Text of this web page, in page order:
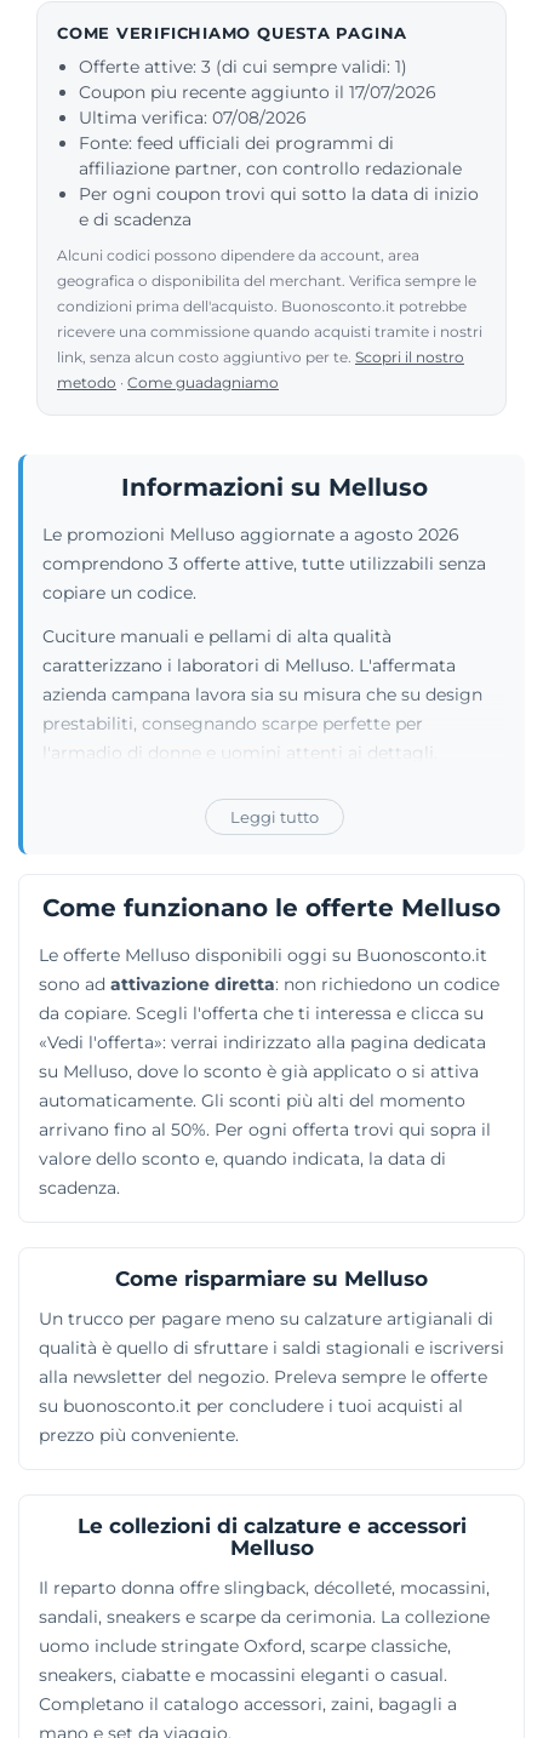
COME VERIFICHIAMO QUESTA PAGINA
Offerte attive: 3 (di cui sempre validi: 1)
Coupon piu recente aggiunto il 17/07/2026
Ultima verifica: 07/08/2026
Fonte: feed ufficiali dei programmi di
affiliazione partner, con controllo redazionale
Per ogni coupon trovi qui sotto la data di inizio
e di scadenza
Alcuni codici possono dipendere da account, area
geografica o disponibilita del merchant. Verifica sempre le
condizioni prima dell'acquisto. Buonosconto.it potrebbe
ricevere una commissione quando acquisti tramite i nostri
link, senza alcun costo aggiuntivo per te. Scopri il nostro
metodo · Come guadagniamo
Informazioni su Melluso
Le promozioni Melluso aggiornate a agosto 2026
comprendono 3 offerte attive, tutte utilizzabili senza
copiare un codice.
Cuciture manuali e pellami di alta qualità
caratterizzano i laboratori di Melluso. L'affermata
azienda campana lavora sia su misura che su design
prestabiliti, consegnando scarpe perfette per
l'armadio di donne e uomini attenti ai dettagli.
mocassini classici, i mastri artigiani confezionano
sandali aperti, comode sneakers da passeggio e
materiali assicura un benessere duraturo per tutta la
lavorazione delle pelli, il marchio ha inoltre lanciato
una fortunata divisione per la pelletteria e la valigeria,
distribuendo zaini, borse capienti e ottimi bagagli a
mano.
Leggi tutto
Come funzionano le offerte Melluso
Le offerte Melluso disponibili oggi su Buonosconto.it
sono ad attivazione diretta: non richiedono un codice
da copiare. Scegli l'offerta che ti interessa e clicca su
«Vedi l'offerta»: verrai indirizzato alla pagina dedicata
su Melluso, dove lo sconto è già applicato o si attiva
automaticamente. Gli sconti più alti del momento
arrivano fino al 50%. Per ogni offerta trovi qui sopra il
valore dello sconto e, quando indicata, la data di
scadenza.
Come risparmiare su Melluso
Un trucco per pagare meno su calzature artigianali di
qualità è quello di sfruttare i saldi stagionali e iscriversi
alla newsletter del negozio. Preleva sempre le offerte
su buonosconto.it per concludere i tuoi acquisti al
prezzo più conveniente.
Le collezioni di calzature e accessori
Melluso
Il reparto donna offre slingback, décolleté, mocassini,
sandali, sneakers e scarpe da cerimonia. La collezione
uomo include stringate Oxford, scarpe classiche,
sneakers, ciabatte e mocassini eleganti o casual.
Completano il catalogo accessori, zaini, bagagli a
mano e set da viaggio.